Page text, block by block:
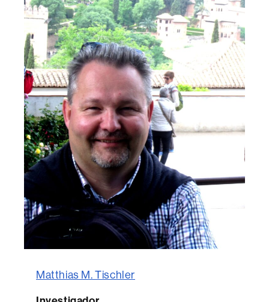
Matthias M. Tischler